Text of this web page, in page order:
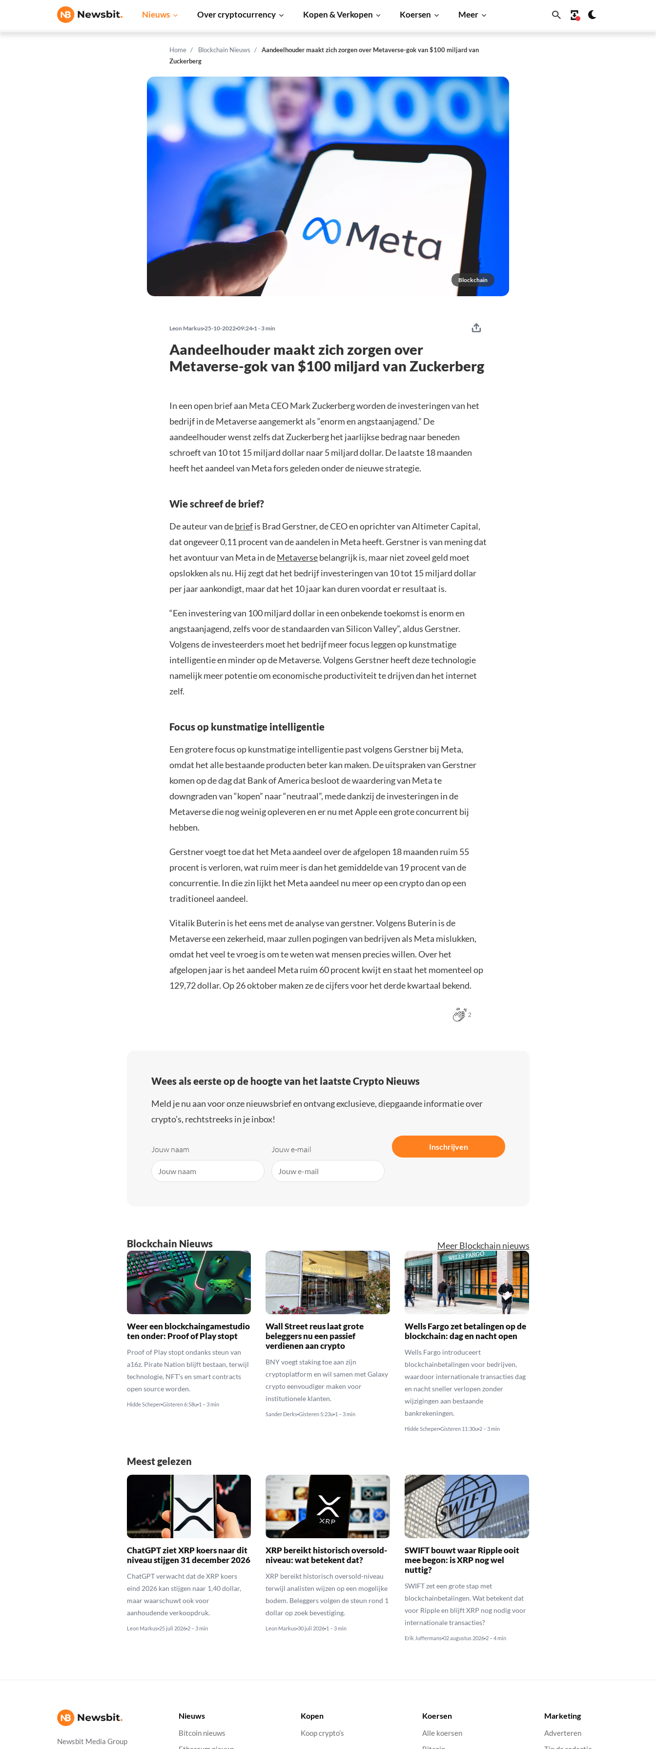
Nieuws Over cryptocurrency Kopen & Verkopen Koersen Meer
Home Blockchain Nieuws
Aandeelhouder maakt zich zorgen over Metaverse-gok van $100 miljard van
Zuckerberg
Blockchain
Leon Markus 25-10-2022 09:24 1 - 3 min
Aandeelhouder maakt zich zorgen over
Metaverse-gok van $100 miljard van Zuckerberg
In een open brief aan Meta CEO Mark Zuckerberg worden de investeringen van het
bedrijf in de Metaverse aangemerkt als “enorm en angstaanjagend.” De
aandeelhouder wenst zelfs dat Zuckerberg het jaarlijkse bedrag naar beneden
schroeft van 10 tot 15 miljard dollar naar 5 miljard dollar. De laatste 18 maanden
heeft het aandeel van Meta fors geleden onder de nieuwe strategie.
Wie schreef de brief?
De auteur van debriefis Brad Gerstner, de CEO en oprichter van Altimeter Capital,
dat ongeveer 0,11 procent van de aandelen in Meta heeft. Gerstner is van mening dat
het avontuur van Meta in deMetaversebelangrijk is, maar niet zoveel geld moet
opslokken als nu. Hij zegt dat het bedrijf investeringen van 10 tot 15 miljard dollar
per jaar aankondigt, maar dat het 10 jaar kan duren voordat er resultaat is.
“Een investering van 100 miljard dollar in een onbekende toekomst is enorm en
angstaanjagend, zelfs voor de standaarden van Silicon Valley”, aldus Gerstner.
Volgens de investeerders moet het bedrijf meer focus leggen op kunstmatige
intelligentie en minder op de Metaverse. Volgens Gerstner heeft deze technologie
namelijk meer potentie om economische productiviteit te drijven dan het internet
zelf.
Focus op kunstmatige intelligentie
Een grotere focus op kunstmatige intelligentie past volgens Gerstner bij Meta,
omdat het alle bestaande producten beter kan maken. De uitspraken van Gerstner
komen op de dag dat Bank of America besloot de waardering van Meta te
downgraden van “kopen” naar “neutraal”, mede dankzij de investeringen in de
Metaverse die nog weinig opleveren en er nu met Apple een grote concurrent bij
hebben.
Gerstner voegt toe dat het Meta aandeel over de afgelopen 18 maanden ruim 55
procent is verloren, wat ruim meer is dan het gemiddelde van 19 procent van de
concurrentie. In die zin lijkt het Meta aandeel nu meer op een crypto dan op een
traditioneel aandeel.
Vitalik Buterin is het eens met de analyse van gerstner. Volgens Buterin is de
Metaverse een zekerheid, maar zullen pogingen van bedrijven als Meta mislukken,
omdat het veel te vroeg is om te weten wat mensen precies willen. Over het
afgelopen jaar is het aandeel Meta ruim 60 procent kwijt en staat het momenteel op
129,72 dollar. Op 26 oktober maken ze de cijfers voor het derde kwartaal bekend.
2
Wees als eerste op de hoogte van het laatste Crypto Nieuws
Meld je nu aan voor onze nieuwsbrief en ontvang exclusieve, diepgaande informatie over
crypto’s, rechtstreeks in je inbox!
Jouw naam Jouw e-mail Inschrijven
Blockchain Nieuws Meer Blockchain nieuws
Weer een blockchaingamestudio
ten onder: Proof of Play stopt
Proof of Play stopt ondanks steun van
a16z. Pirate Nation blijft bestaan, terwijl
technologie, NFT’s en smart contracts
open source worden.
Hidde Scheper Gisteren 6:58u 1 – 3 min
Wall Street reus laat grote
beleggers nu een passief
verdienen aan crypto
BNY voegt staking toe aan zijn
cryptoplatform en wil samen met Galaxy
crypto eenvoudiger maken voor
institutionele klanten.
Sander Derks Gisteren 5:23u 1 – 3 min
Wells Fargo zet betalingen op de
blockchain: dag en nacht open
Wells Fargo introduceert
blockchainbetalingen voor bedrijven,
waardoor internationale transacties dag
en nacht sneller verlopen zonder
wijzigingen aan bestaande
bankrekeningen.
Hidde Scheper Gisteren 11:30u 2 – 3 min
Meest gelezen
ChatGPT ziet XRP koers naar dit
niveau stijgen 31 december 2026
ChatGPT verwacht dat de XRP koers
eind 2026 kan stijgen naar 1,40 dollar,
maar waarschuwt ook voor
aanhoudende verkoopdruk.
Leon Markus 25 juli 2026 2 – 3 min
XRP bereikt historisch oversold-
niveau: wat betekent dat?
XRP bereikt historisch oversold-niveau
terwijl analisten wijzen op een mogelijke
bodem. Beleggers volgen de steun rond 1
dollar op zoek bevestiging.
Leon Markus 30 juli 2026 1 – 3 min
SWIFT bouwt waar Ripple ooit
mee begon: is XRP nog wel
nuttig?
SWIFT zet een grote stap met
blockchainbetalingen. Wat betekent dat
voor Ripple en blijft XRP nog nodig voor
internationale transacties?
Erik Juffermans 02 augustus 2026 2 – 4 min
Newsbit Media Group
Nieuws
Bitcoin nieuws
Kopen
Koop crypto’s
Koersen
Alle koersen
Marketing
Adverteren